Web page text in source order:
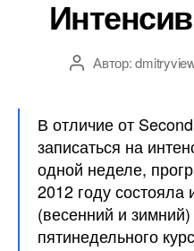
АвторАвтор:
В отличие от
записаться на
одной неделе,
2012 году состояла
(весенний и
пятинедельного